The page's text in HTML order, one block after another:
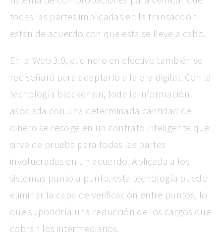
todas las partes implicadas en la transacción
están de acuerdo con que esta se lleve a cabo.
En la Web 3.0, el dinero en efectivo también se
rediseñará para adaptarlo a la era digital. Con la
tecnología blockchain, toda la información
asociada con una determinada cantidad de
dinero se recoge en un contrato inteligente que
sirve de prueba para todas las partes
involucradas en un acuerdo. Aplicada a los
sistemas punto a punto, esta tecnología puede
eliminar la capa de verificación entre puntos, lo
que supondría una reducción de los cargos que
cobran los intermediarios.